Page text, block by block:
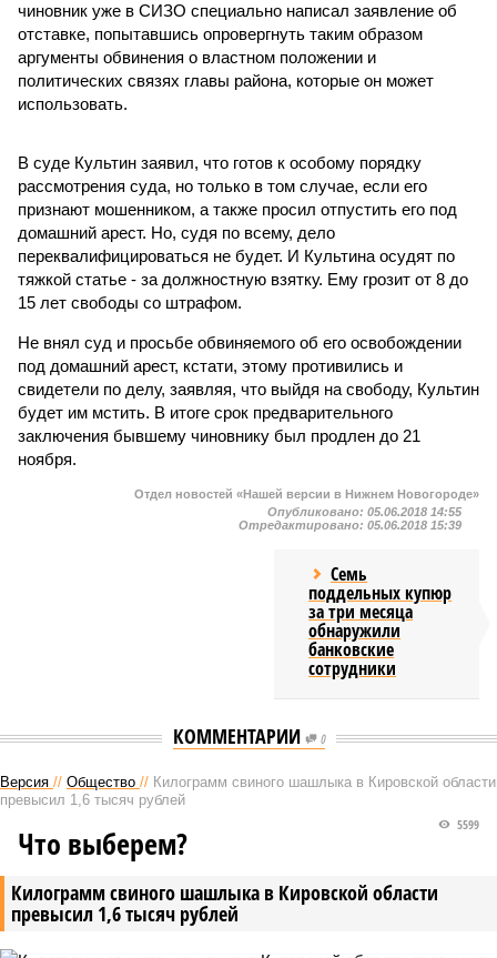
чиновник уже в СИЗО специально написал заявление об
отставке, попытавшись опровергнуть таким образом
аргументы обвинения о властном положении и
политических связях главы района, которые он может
использовать.
В суде Культин заявил, что готов к особому порядку
рассмотрения суда, но только в том случае, если его
признают мошенником, а также просил отпустить его под
домашний арест. Но, судя по всему, дело
переквалифицироваться не будет. И Культина осудят по
тяжкой статье - за должностную взятку. Ему грозит от 8 до
15 лет свободы со штрафом.
Не внял суд и просьбе обвиняемого об его освобождении
под домашний арест, кстати, этому противились и
свидетели по делу, заявляя, что выйдя на свободу, Культин
будет им мстить. В итоге срок предварительного
заключения бывшему чиновнику был продлен до 21
ноября.
Отдел новостей «Нашей версии в Нижнем Новогороде»
Опубликовано: 05.06.2018 14:55
Отредактировано: 05.06.2018 15:39
Семь
поддельных купюр
за три месяца
обнаружили
банковские
сотрудники
КОММЕНТАРИИ 0
Версия // Общество // Килограмм свиного шашлыка в Кировской области
превысил 1,6 тысяч рублей
Килограмм свиного шашлыка в Кировской области
превысил 1,6 тысяч рублей
5599
Что выберем?